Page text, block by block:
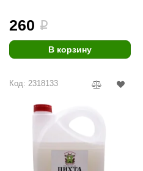
260 i
В корзину
Код: 2318133